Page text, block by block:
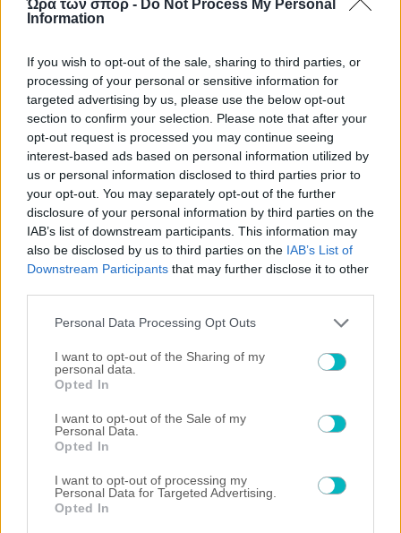
Ώρα των σπορ - Do Not Process My Personal
Information
If you wish to opt-out of the sale, sharing to third parties, or
processing of your personal or sensitive information for
targeted advertising by us, please use the below opt-out
section to confirm your selection. Please note that after your
opt-out request is processed you may continue seeing
interest-based ads based on personal information utilized by
us or personal information disclosed to third parties prior to
your opt-out. You may separately opt-out of the further
disclosure of your personal information by third parties on the
IAB’s list of downstream participants. This information may
also be disclosed by us to third parties on the IAB’s List of
Downstream Participants that may further disclose it to other
Please note that this website/app uses one or more Google
not limited to your visit or usage behaviour. You may click to
grant or deny consent to Google and its third-party tags to
use your data for below specified purposes in below Google
consent section.
Personal Data Processing Opt Outs
I want to opt-out of the Sharing of my
personal data.
Opted In
I want to opt-out of the Sale of my
Personal Data.
Opted In
I want to opt-out of processing my
Personal Data for Targeted Advertising.
Opted In
Play Fullscreen
Now Playing
Wild Bear Sneaks Into Couple's Wedding Photos